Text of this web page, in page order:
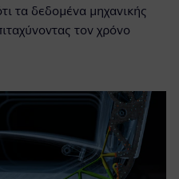
τα δεδομένα μηχανικής
τον χρόνο